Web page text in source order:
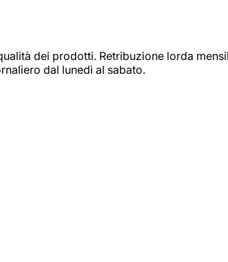
dei prodotti. Retribuzione lorda
dal lunedì al sabato.